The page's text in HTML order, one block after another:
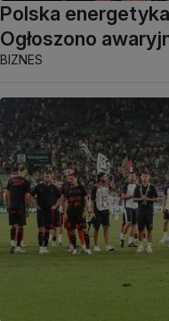
Polska
Ogłoszono
BIZNES